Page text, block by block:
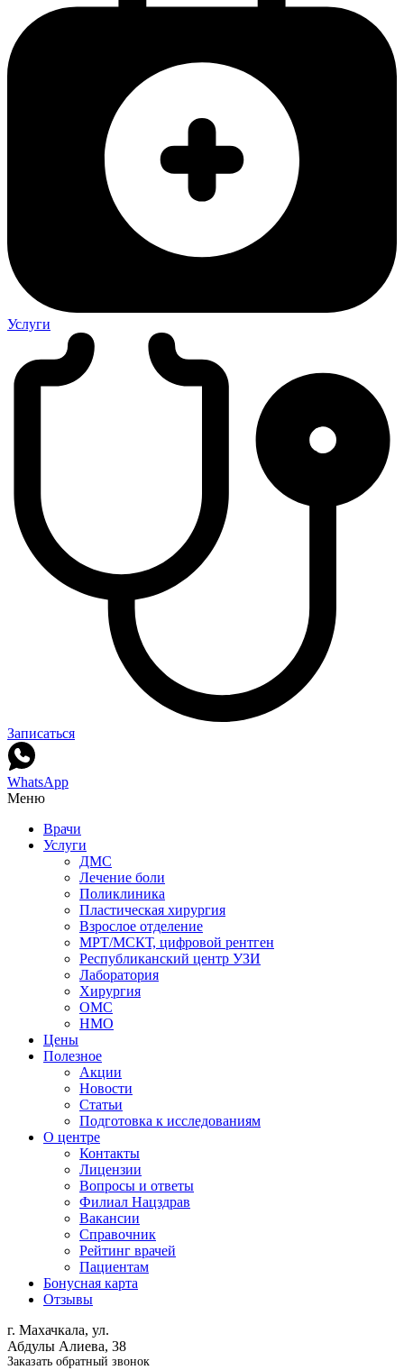
Услуги
Записаться
WhatsApp
Меню
Врачи
Услуги
ДМС
Лечение боли
Поликлиника
Пластическая хирургия
Взрослое отделение
МРТ/МСКТ, цифровой рентген
Республиканский центр УЗИ
Лаборатория
Хирургия
ОМС
НМО
Цены
Полезное
Акции
Новости
Статьи
Подготовка к исследованиям
О центре
Контакты
Лицензии
Вопросы и ответы
Филиал Нацздрав
Вакансии
Справочник
Рейтинг врачей
Пациентам
Бонусная карта
Отзывы
г. Махачкала, ул.
Абдулы Алиева, 38
Заказать обратный звонок